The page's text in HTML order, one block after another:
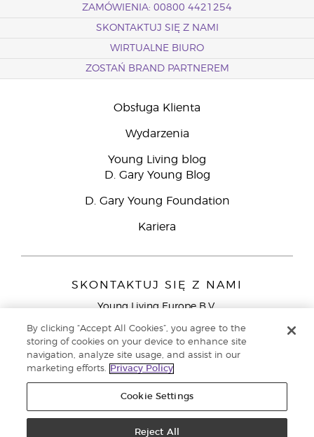
ZAMÓWIENIA: 00800 4421254
SKONTAKTUJ SIĘ Z NAMI
WIRTUALNE BIURO
ZOSTAŃ BRAND PARTNEREM
Obsługa Klienta
Wydarzenia
Young Living blog
D. Gary Young Blog
D. Gary Young Foundation
Kariera
SKONTAKTUJ SIĘ Z NAMI
Young Living Europe B.V.
9727 AJ Groningen
Young Living Europe Ltd - Europejska siedziba
główna:+44 (0) 20 3935 9000
zastrzeżone. |Polityka prywatności
By clicking “Accept All Cookies”, you agree to the
storing of cookies on your device to enhance site
navigation, analyze site usage, and assist in our
marketing efforts.
Privacy Policy
Cookie Settings
Reject All